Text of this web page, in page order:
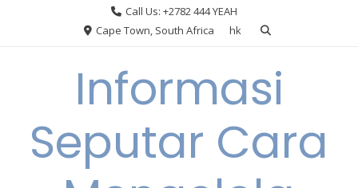
Call Us: +2782 444 YEAH
Cape Town, South Africa
hk
Informasi
Seputar Cara